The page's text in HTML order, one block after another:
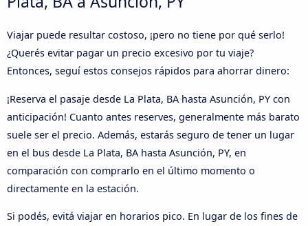
Viajar puede resultar costoso, ¡pero no tiene por qué serlo!
¿Querés evitar pagar un precio excesivo por tu viaje?
Entonces, seguí estos consejos rápidos para ahorrar dinero:
¡Reserva el pasaje desde La Plata, BA hasta Asunción, PY con
anticipación! Cuanto antes reserves, generalmente más barato
suele ser el precio. Además, estarás seguro de tener un lugar
en el bus desde La Plata, BA hasta Asunción, PY, en
comparación con comprarlo en el último momento o
directamente en la estación.
Si podés, evitá viajar en horarios pico. En lugar de los fines de